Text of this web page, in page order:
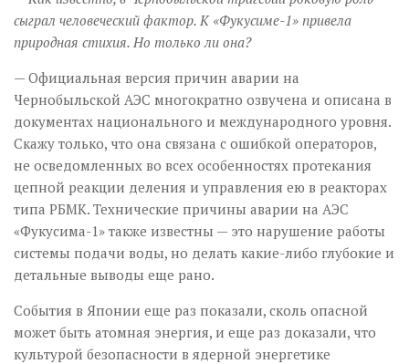
сыграл человеческий фактор. К «Фукусиме-1» привела
природная стихия. Но только ли она?
— Официальная версия причин аварии на
Чернобыльской АЭС многократно озвучена и описана в
документах национального и международного уровня.
Скажу только, что она связана с ошибкой операторов,
не осведомленных во всех особенностях протекания
цепной реакции деления и управления ею в реакторах
типа РБМК. Технические причины аварии на АЭС
«Фукусима-1» также известны — это нарушение работы
системы подачи воды, но делать какие-либо глубокие и
детальные выводы еще рано.
События в Японии еще раз показали, сколь опасной
может быть атомная энергия, и еще раз доказали, что
культурой безопасности в ядерной энергетике